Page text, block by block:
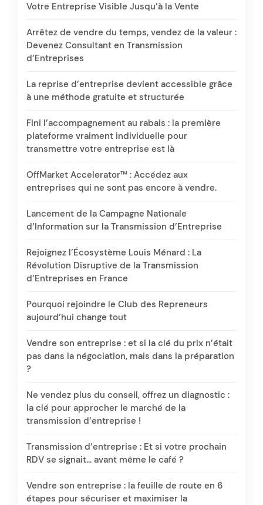
Votre Entreprise Visible Jusqu’à la Vente
Arrêtez de vendre du temps, vendez de la valeur :
Devenez Consultant en Transmission
d’Entreprises
La reprise d’entreprise devient accessible grâce
à une méthode gratuite et structurée
Fini l’accompagnement au rabais : la première
plateforme vraiment individuelle pour
transmettre votre entreprise est là
OffMarket Accelerator™ : Accédez aux
entreprises qui ne sont pas encore à vendre.
Lancement de la Campagne Nationale
d’Information sur la Transmission d’Entreprise
Rejoignez l’Écosystème Louis Ménard : La
Révolution Disruptive de la Transmission
d’Entreprises en France
Pourquoi rejoindre le Club des Repreneurs
aujourd’hui change tout
Vendre son entreprise : et si la clé du prix n’était
pas dans la négociation, mais dans la préparation
?
Ne vendez plus du conseil, offrez un diagnostic :
la clé pour approcher le marché de la
transmission d’entreprise !
Transmission d’entreprise : Et si votre prochain
RDV se signait… avant même le café ?
Vendre son entreprise : la feuille de route en 6
étapes pour sécuriser et maximiser la